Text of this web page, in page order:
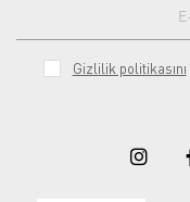
Gizlilik politikasını